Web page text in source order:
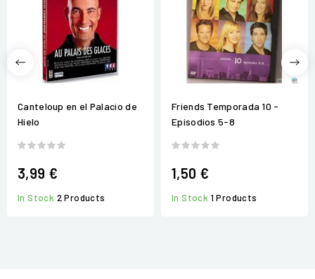
Canteloup en el Palacio de
Hielo
3,99 €
In Stock 2 Products
Friends Temporada 10 -
Episodios 5-8
1,50 €
In Stock 1 Products